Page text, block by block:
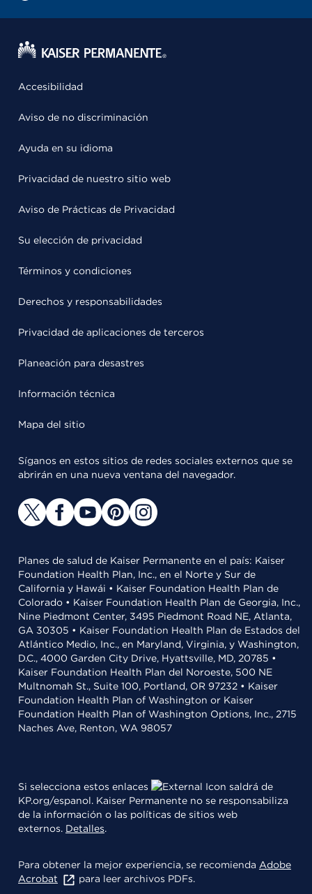
Accesibilidad
Aviso de no discriminación
Ayuda en su idioma
Privacidad de nuestro sitio web
Aviso de Prácticas de Privacidad
Su elección de privacidad
Términos y condiciones
Derechos y responsabilidades
Privacidad de aplicaciones de terceros
Planeación para desastres
Información técnica
Mapa del sitio
Síganos en estos sitios de redes sociales externos que se
abrirán en una nueva ventana del navegador.
Planes de salud de Kaiser Permanente en el país: Kaiser
Foundation Health Plan, Inc., en el Norte y Sur de
California y Hawái • Kaiser Foundation Health Plan de
Colorado • Kaiser Foundation Health Plan de Georgia, Inc.,
Nine Piedmont Center, 3495 Piedmont Road NE, Atlanta,
GA 30305 • Kaiser Foundation Health Plan de Estados del
Atlántico Medio, Inc., en Maryland, Virginia, y Washington,
D.C., 4000 Garden City Drive, Hyattsville, MD, 20785 •
Kaiser Foundation Health Plan del Noroeste, 500 NE
Multnomah St., Suite 100, Portland, OR 97232 • Kaiser
Foundation Health Plan of Washington or Kaiser
Foundation Health Plan of Washington Options, Inc., 2715
Naches Ave, Renton, WA 98057
Si selecciona estos enlaces
saldrá de
KP.org/espanol. Kaiser Permanente no se responsabiliza
de la información o las políticas de sitios web
externos. Detalles.
Para obtener la mejor experiencia, se recomienda Adobe
Acrobat
para leer archivos PDFs.